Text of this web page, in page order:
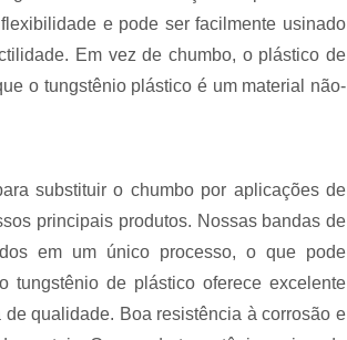
e pode ser facilmente usinado
Em vez de chumbo, o plástico de
o tungstênio plástico é um material não-
substituir o chumbo por aplicações de
principais produtos. Nossas bandas de
em um único processo, o que pode
tungstênio de plástico oferece excelente
qualidade. Boa resistência à corrosão e